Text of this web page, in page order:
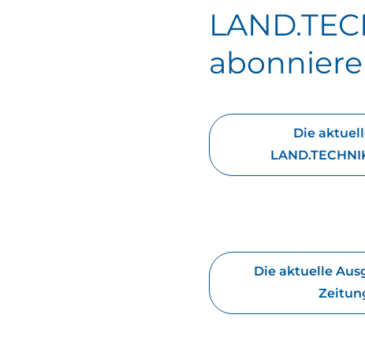
Die
Die aktuelle